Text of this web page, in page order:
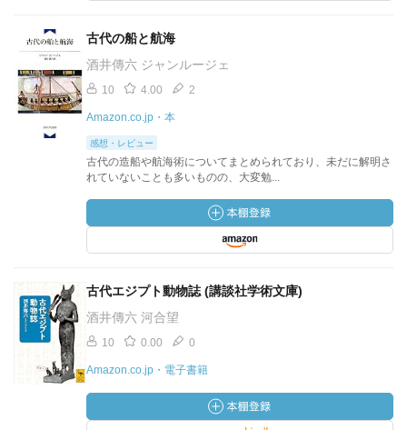
古代の船と航海
酒井傳六 ジャンルージェ
10 4.00 2
Amazon.co.jp・本
感想・レビュー
古代の造船や航海術についてまとめられており、未だに解明さ
れていないことも多いものの、大変勉...
古代エジプト動物誌 (講談社学術文庫)
酒井傳六 河合望
10 0.00 0
Amazon.co.jp・電子書籍